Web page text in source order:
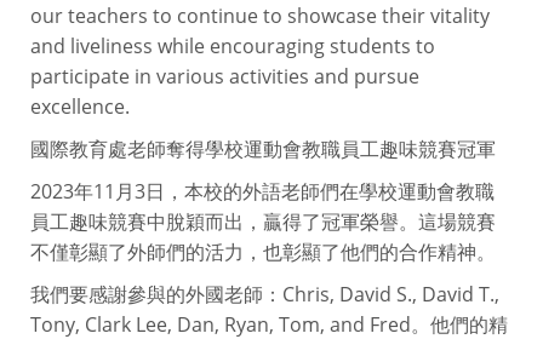
our teachers to continue to showcase their vitality
and liveliness while encouraging students to
participate in various activities and pursue
excellence.
國際教育處老師奪得學校運動會教職員工趣味競賽冠軍
2023年11月3日，本校的外語老師們在學校運動會教職
員工趣味競賽中脫穎而出，贏得了冠軍榮譽。這場競賽
不僅彰顯了外師們的活力，也彰顯了他們的合作精神。
我們要感謝參與的外國老師：Chris, David S., David T.,
Tony, Clark Lee, Dan, Ryan, Tom, and Fred。他們的精